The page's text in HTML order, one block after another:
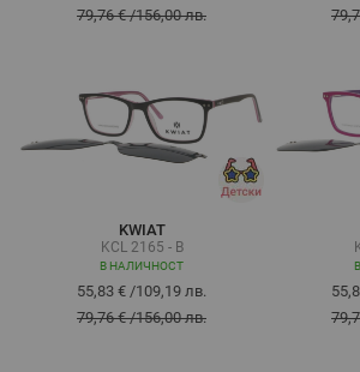
79,76 €/156,00 лв.
KWIAT
KCL 2165 - B
В НАЛИЧНОСТ
55,83 € /109,19 лв.
79,76 €/156,00 лв.